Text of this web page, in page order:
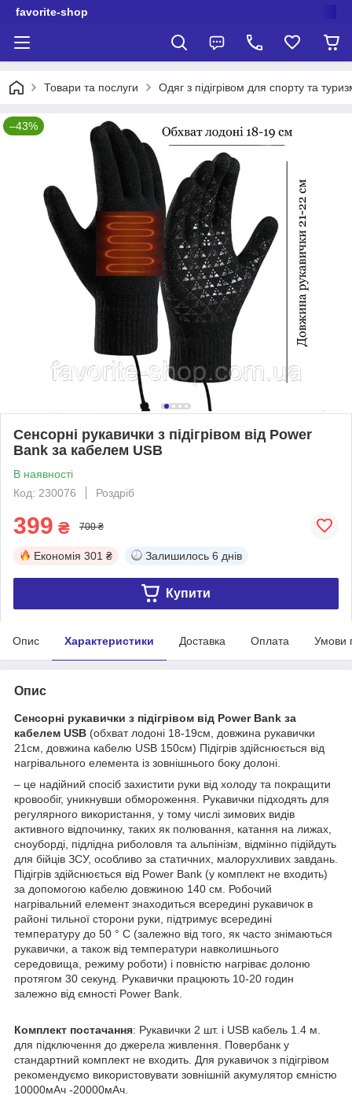
favorite-shop
Товари та послуги Одяг з підігрівом для спорту та
–43%
Сенсорні рукавички з підігрівом від Power
Bank за кабелем USB
В наявності
Код: 230076
Роздріб
399 ₴ 700 ₴
Економія 301 ₴ Залишилось 6 днів
Купити
Опис Характеристики Доставка Оплата Умови
Опис
Сенсорні рукавички з підігрівом від Power Bank за
кабелем USB (обхват лодоні 18-19см, довжина рукавички
21см, довжина кабелю USB 150см) Підігрів здійснюється від
нагрівального елемента із зовнішнього боку долоні.
– це надійний спосіб захистити руки від холоду та покращити
кровообіг, уникнувши обмороження. Рукавички підходять для
регулярного використання, у тому числі зимових видів
активного відпочинку, таких як полювання, катання на лижах,
сноуборді, підлідна риболовля та альпінізм, відмінно підійдуть
для бійців ЗСУ, особливо за статичних, малорухливих завдань.
Підігрів здійснюється від Power Bank (у комплект не входить)
за допомогою кабелю довжиною 140 см. Робочий
нагрівальний елемент знаходиться всередині рукавичок в
районі тильної сторони руки, підтримує всередині
температуру до 50 ° C (залежно від того, як часто знімаються
рукавички, а також від температури навколишнього
середовища, режиму роботи) і повністю нагріває долоню
протягом 30 секунд. Рукавички працюють 10-20 годин
залежно від ємності Power Bank.
Комплект постачання: Рукавички 2 шт. і USB кабель 1.4 м.
для підключення до джерела живлення. Повербанк у
стандартний комплект не входить. Для рукавичок з підігрівом
рекомендуємо використовувати зовнішній акумулятор ємністю
10000мАч -20000мАч.